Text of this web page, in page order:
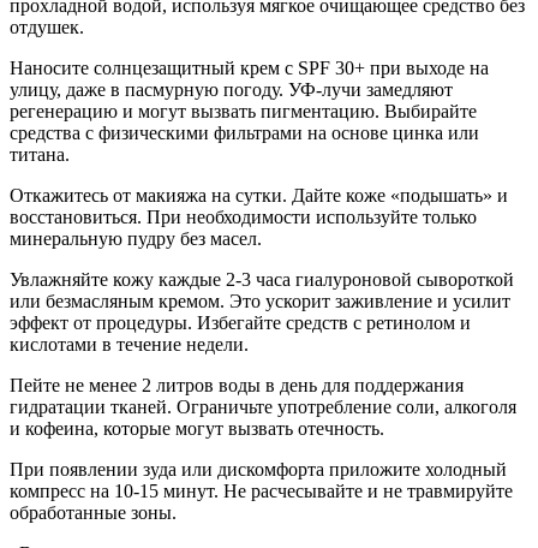
прохладной водой, используя мягкое очищающее средство без
отдушек.
Наносите солнцезащитный крем с SPF 30+ при выходе на
улицу, даже в пасмурную погоду. УФ-лучи замедляют
регенерацию и могут вызвать пигментацию. Выбирайте
средства с физическими фильтрами на основе цинка или
титана.
Откажитесь от макияжа на сутки. Дайте коже «подышать» и
восстановиться. При необходимости используйте только
минеральную пудру без масел.
Увлажняйте кожу каждые 2-3 часа гиалуроновой сывороткой
или безмасляным кремом. Это ускорит заживление и усилит
эффект от процедуры. Избегайте средств с ретинолом и
кислотами в течение недели.
Пейте не менее 2 литров воды в день для поддержания
гидратации тканей. Ограничьте употребление соли, алкоголя
и кофеина, которые могут вызвать отечность.
При появлении зуда или дискомфорта приложите холодный
компресс на 10-15 минут. Не расчесывайте и не травмируйте
обработанные зоны.